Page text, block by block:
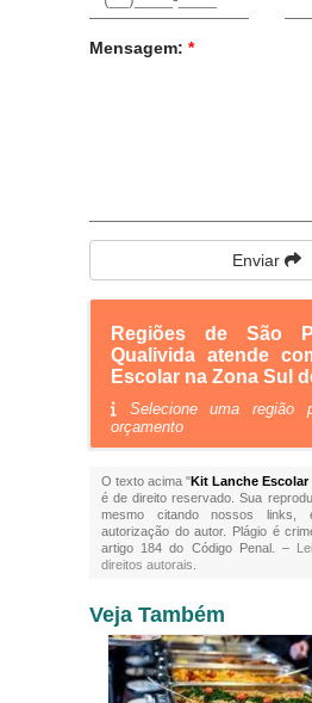
Mensagem: *
Enviar
Regiões de São
Qualivida atende
Escolar na Zona Sul
Selecione uma região
orçamento
O texto acima "Kit Lanche Escolar
é de direito reservado. Sua
mesmo citando nossos
autorização do autor. Plágio é
artigo 184 do Código Penal. –
direitos autorais
Veja Também